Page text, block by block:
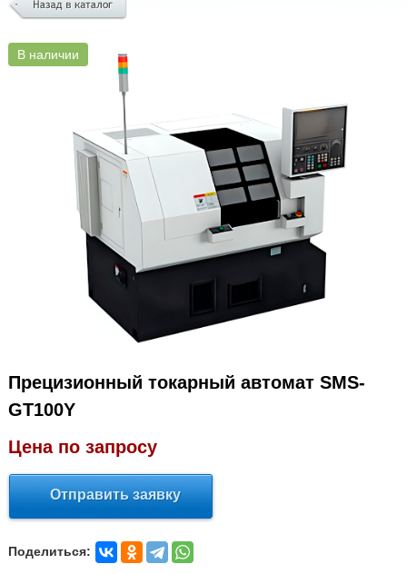
В наличии
Прецизионный токарный автомат SMS-
GT100Y
Цена по запросу
Отправить заявку
Поделиться: